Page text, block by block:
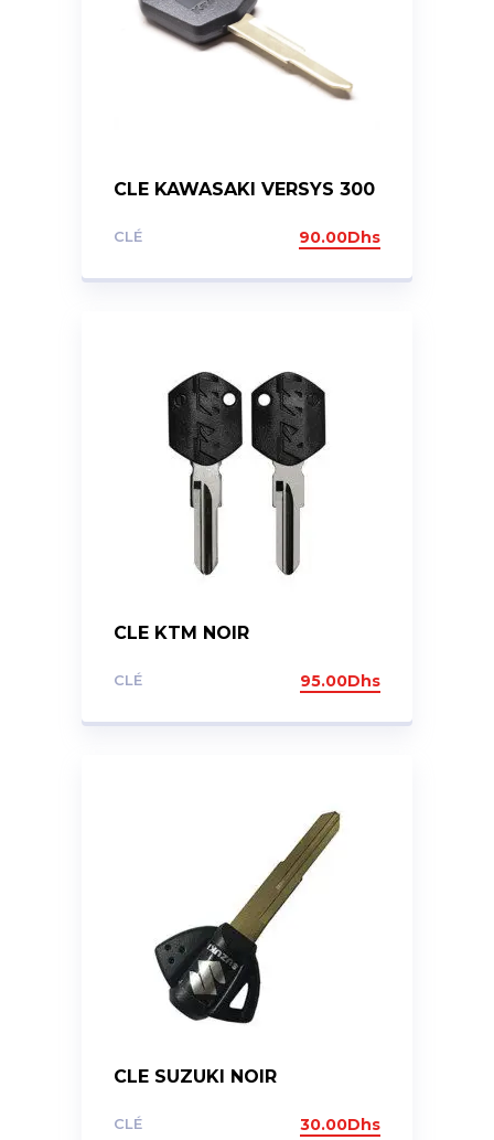
CLE KAWASAKI VERSYS 300
CLÉ 90.00Dhs
CLE KTM NOIR
CLÉ 95.00Dhs
CLE SUZUKI NOIR
CLÉ 30.00Dhs